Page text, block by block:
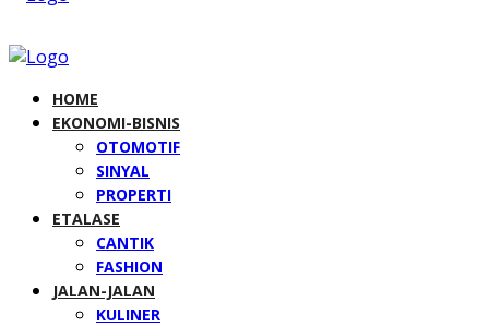
HOME
EKONOMI-BISNIS
OTOMOTIF
SINYAL
PROPERTI
ETALASE
CANTIK
FASHION
JALAN-JALAN
KULINER